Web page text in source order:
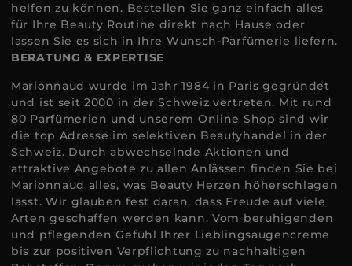
helfen zu können. Bestellen Sie ganz einfach alles
für Ihre Beauty Routine direkt nach Hause oder
lassen Sie es sich in Ihre Wunsch-Parfümerie liefern.
BERATUNG & EXPERTISE
Marionnaud wurde im Jahr 1984 in Paris gegründet
und ist seit 2000 in der Schweiz vertreten. Mit rund
80 Parfümerien und unserem Online Shop sind wir
die top Adresse im selektiven Beautyhandel in der
Schweiz. Durch abwechselnde Aktionen und
attraktive Angebote zu allen Anlässen finden Sie bei
Marionnaud alles, was Beauty Herzen höherschlagen
lässt. Wir glauben fest daran, dass Freude auf viele
Arten geschaffen werden kann. Vom beruhigenden
und pflegenden Gefühl Ihrer Lieblingsaugencreme
bis zur positiven Verpflichtung zu nachhaltigen